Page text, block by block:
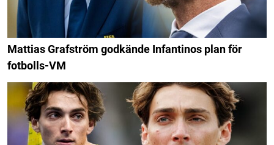
Mattias Grafström godkände Infantinos plan för
fotbolls-VM